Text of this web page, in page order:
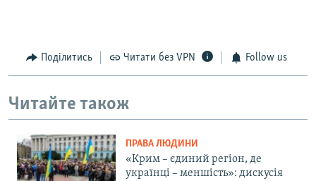
Поділитись Читати без VPN Follow us
Читайте також
ПРАВА ЛЮДИНИ
«Крим – єдиний регіон, де
українці – меншість»: дискусія